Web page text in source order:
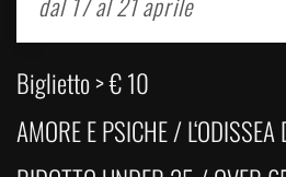
Biglietto > € 10
AMORE E PSICHE /